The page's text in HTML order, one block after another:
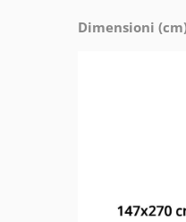
Dimensioni